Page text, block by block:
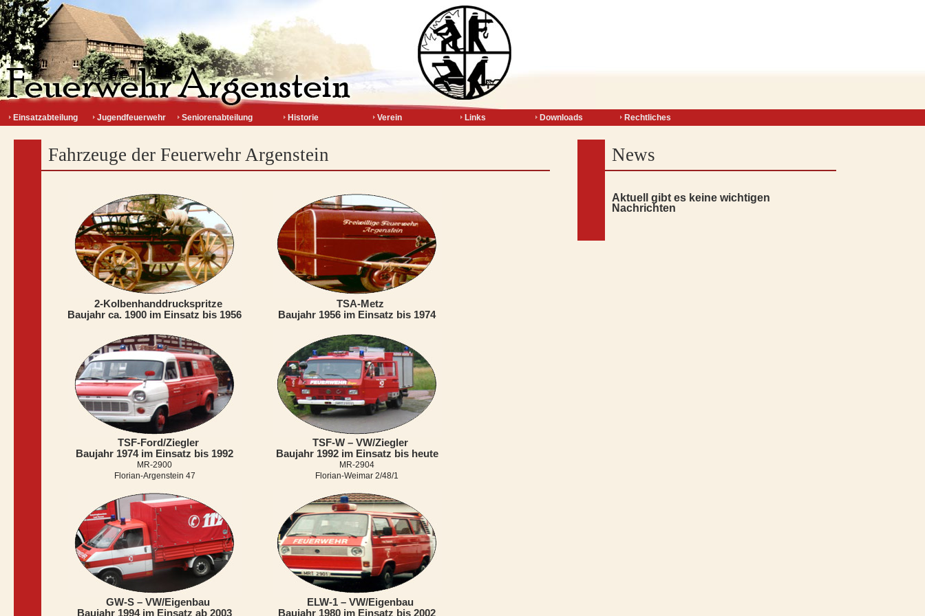
Einsatzabteilung Jugendfeuerwehr Seniorenabteilung Historie Verein Links Downloads Rechtliches
Fahrzeuge der Feuerwehr Argenstein
2-Kolbenhanddruckspritze
Baujahr ca. 1900 im Einsatz bis 1956
TSA-Metz
Baujahr 1956 im Einsatz bis 1974
TSF-Ford/Ziegler
Baujahr 1974 im Einsatz bis 1992
MR-2900
Florian-Argenstein 47
TSF-W – VW/Ziegler
Baujahr 1992 im Einsatz bis heute
MR-2904
Florian-Weimar 2/48/1
GW-S – VW/Eigenbau
Baujahr 1994 im Einsatz ab 2003
ELW-1 – VW/Eigenbau
Baujahr 1980 im Einsatz bis 2002
News
Aktuell gibt es keine wichtigen
Nachrichten